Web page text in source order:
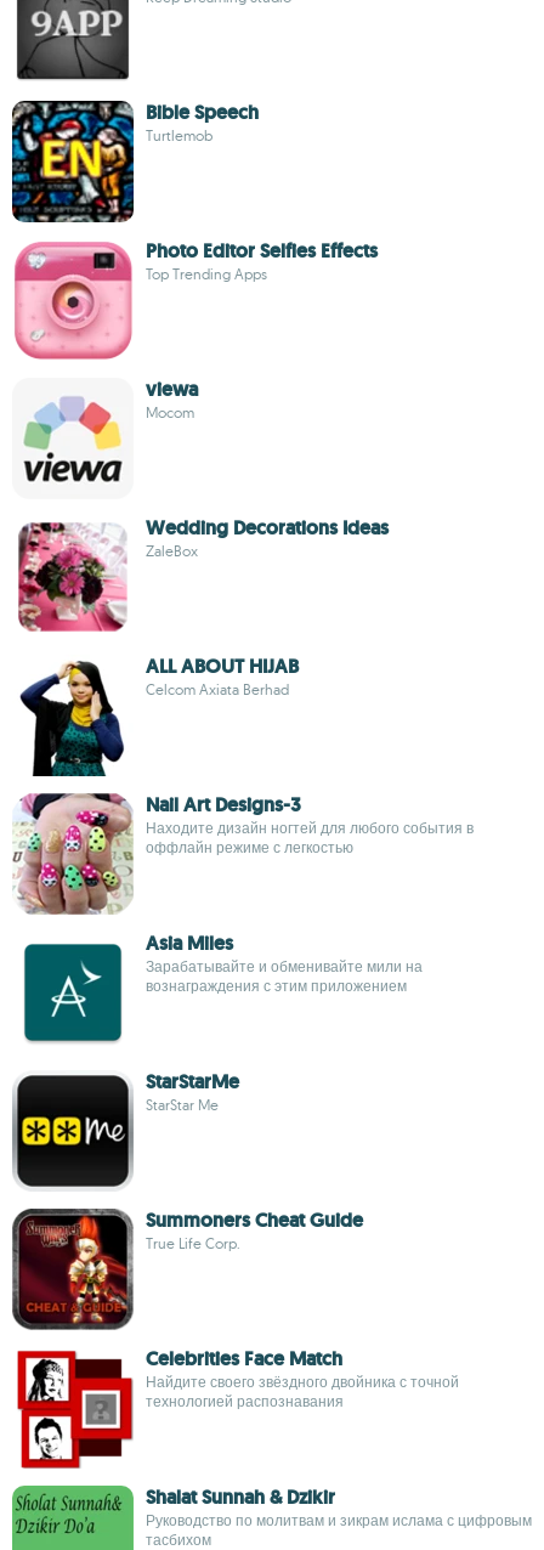
Bible Speech
Turtlemob
Photo Editor Selfies Effects
Top Trending Apps
viewa
Mocom
Wedding Decorations Ideas
ZaleBox
ALL ABOUT HIJAB
Celcom Axiata Berhad
Nail Art Designs-3
Находите дизайн ногтей для любого события в
оффлайн режиме с легкостью
Asia Miles
Зарабатывайте и обменивайте мили на
вознаграждения с этим приложением
StarStarMe
StarStar Me
Summoners Cheat Guide
True Life Corp.
Celebrities Face Match
Найдите своего звёздного двойника с точной
технологией распознавания
Shalat Sunnah & Dzikir
Руководство по молитвам и зикрам ислама с цифровым
тасбихом